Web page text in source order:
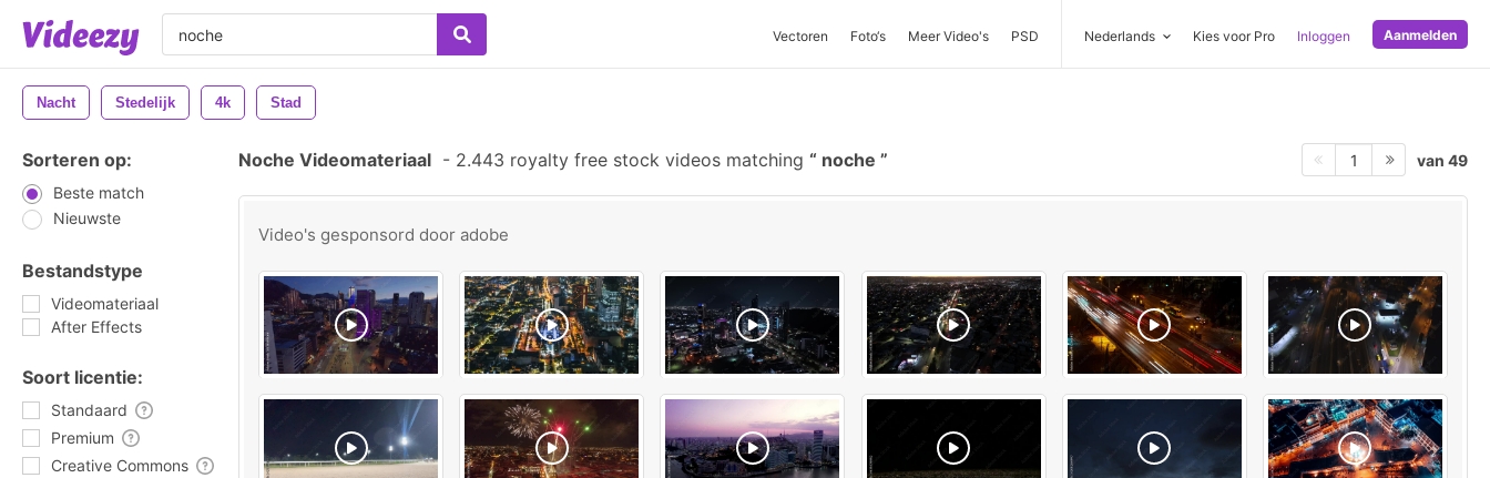
Vectoren Foto‘s Meer Video's PSD Nederlands Kies voor Pro Inloggen Aanmelden
Nacht Stedelijk 4k Stad
Sorteren op:
Beste match
Nieuwste
Bestandstype
Videomateriaal
After Effects
Soort licentie:
Standaard
Premium
Creative Commons
Noche Videomateriaal - 2.443 royalty free stock videos matching noche 1 van 49
Video's gesponsord door adobe